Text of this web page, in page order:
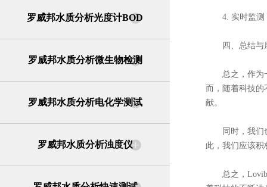
罗威邦水质分析光度计BOD
罗威邦水质分析微生物检测
罗威邦水质分析电化学测试
罗威邦水质分析浊度仪
4. 实时监测：
四、总结与
总之，作为一
而，随着科技
献。
同时，我们也
此，我们应该
总之，